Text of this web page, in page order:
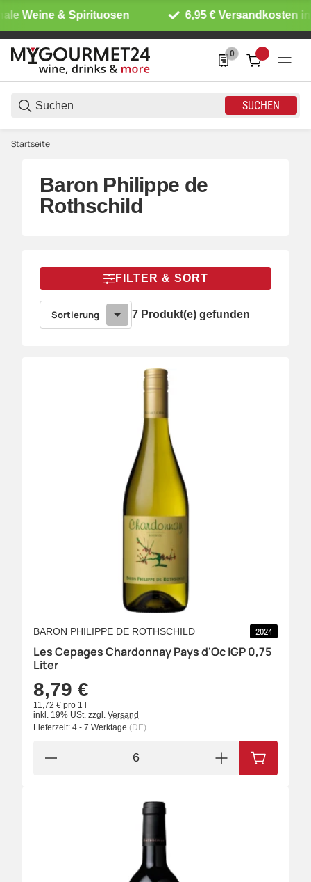
Weine & Spirituosen 6,95 € Versandkosten
SUCHEN
0
0 Produkte in der
Startseite
Baron Philippe de
Rothschild
FILTER & SORT
Sortierung 7 Produkt(e) gefunden
BARON PHILIPPE DE ROTHSCHILD 2024
Les Cepages Chardonnay Pays d'Oc IGP 0,75
Liter
8,79 €
11,72 € pro 1 l
inkl. 19% USt. zzgl. Versand
Lieferzeit: 4 - 7 Werktage (DE)
IN DEN